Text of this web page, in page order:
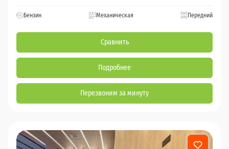
Бензин Механическая Передний
Сравнить
Подробнее
Перезвоним за минуту